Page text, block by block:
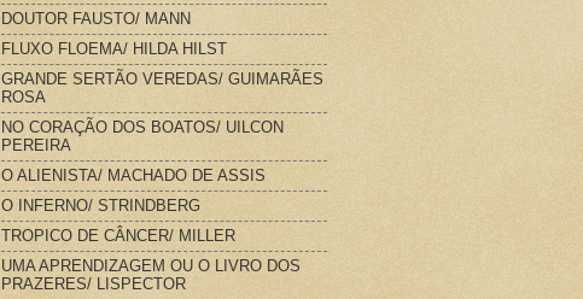
DOUTOR FAUSTO/ MANN
FLUXO FLOEMA/ HILDA HILST
GRANDE SERTÃO VEREDAS/ GUIMARÃES
ROSA
NO CORAÇÃO DOS BOATOS/ UILCON
PEREIRA
O ALIENISTA/ MACHADO DE ASSIS
O INFERNO/ STRINDBERG
TROPICO DE CÂNCER/ MILLER
UMA APRENDIZAGEM OU O LIVRO DOS
PRAZERES/ LISPECTOR